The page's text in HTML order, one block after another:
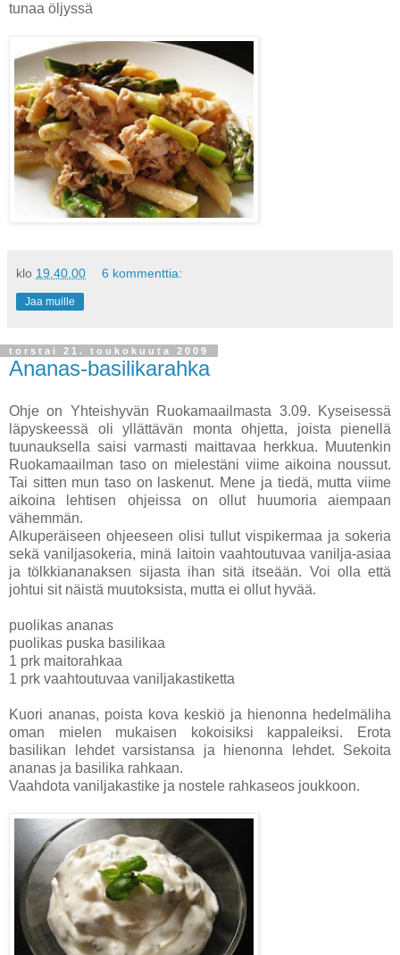
tunaa öljyssä
klo 19.40.00 6 kommenttia:
Jaa muille
torstai 21. toukokuuta 2009
Ananas-basilikarahka
Ohje on Yhteishyvän Ruokamaailmasta 3.09. Kyseisessä
läpyskeessä oli yllättävän monta ohjetta, joista pienellä
tuunauksella saisi varmasti maittavaa herkkua. Muutenkin
Ruokamaailman taso on mielestäni viime aikoina noussut.
Tai sitten mun taso on laskenut. Mene ja tiedä, mutta viime
aikoina lehtisen ohjeissa on ollut huumoria aiempaan
vähemmän.
Alkuperäiseen ohjeeseen olisi tullut vispikermaa ja sokeria
sekä vaniljasokeria, minä laitoin vaahtoutuvaa vanilja-asiaa
ja tölkkiananaksen sijasta ihan sitä itseään. Voi olla että
johtui sit näistä muutoksista, mutta ei ollut hyvää.
puolikas ananas
puolikas puska basilikaa
1 prk maitorahkaa
1 prk vaahtoutuvaa vaniljakastiketta
Kuori ananas, poista kova keskiö ja hienonna hedelmäliha
oman mielen mukaisen kokoisiksi kappaleiksi. Erota
basilikan lehdet varsistansa ja hienonna lehdet. Sekoita
ananas ja basilika rahkaan.
Vaahdota vaniljakastike ja nostele rahkaseos joukkoon.